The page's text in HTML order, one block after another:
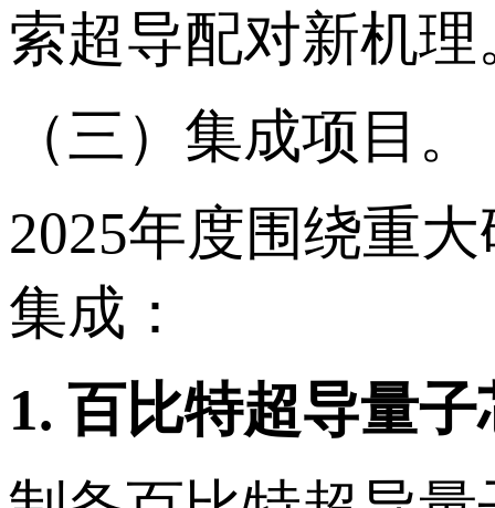
索超导配对新机理
（三）集成项目。
2025年度围绕重
集成：
1. 百比特超导量